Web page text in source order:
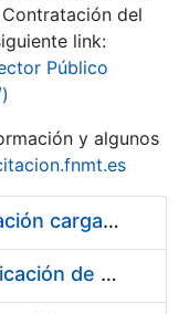
del
link:
Público
y algunos
Pliego condiciones optimización cargas compras firmado
Acuerdo marco para la fabricación de piezas